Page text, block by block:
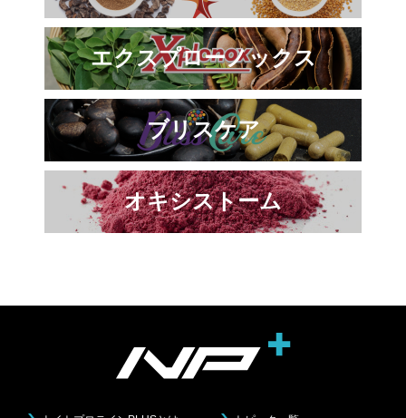
エクスプローノックス
ブリスケア
オキシストーム